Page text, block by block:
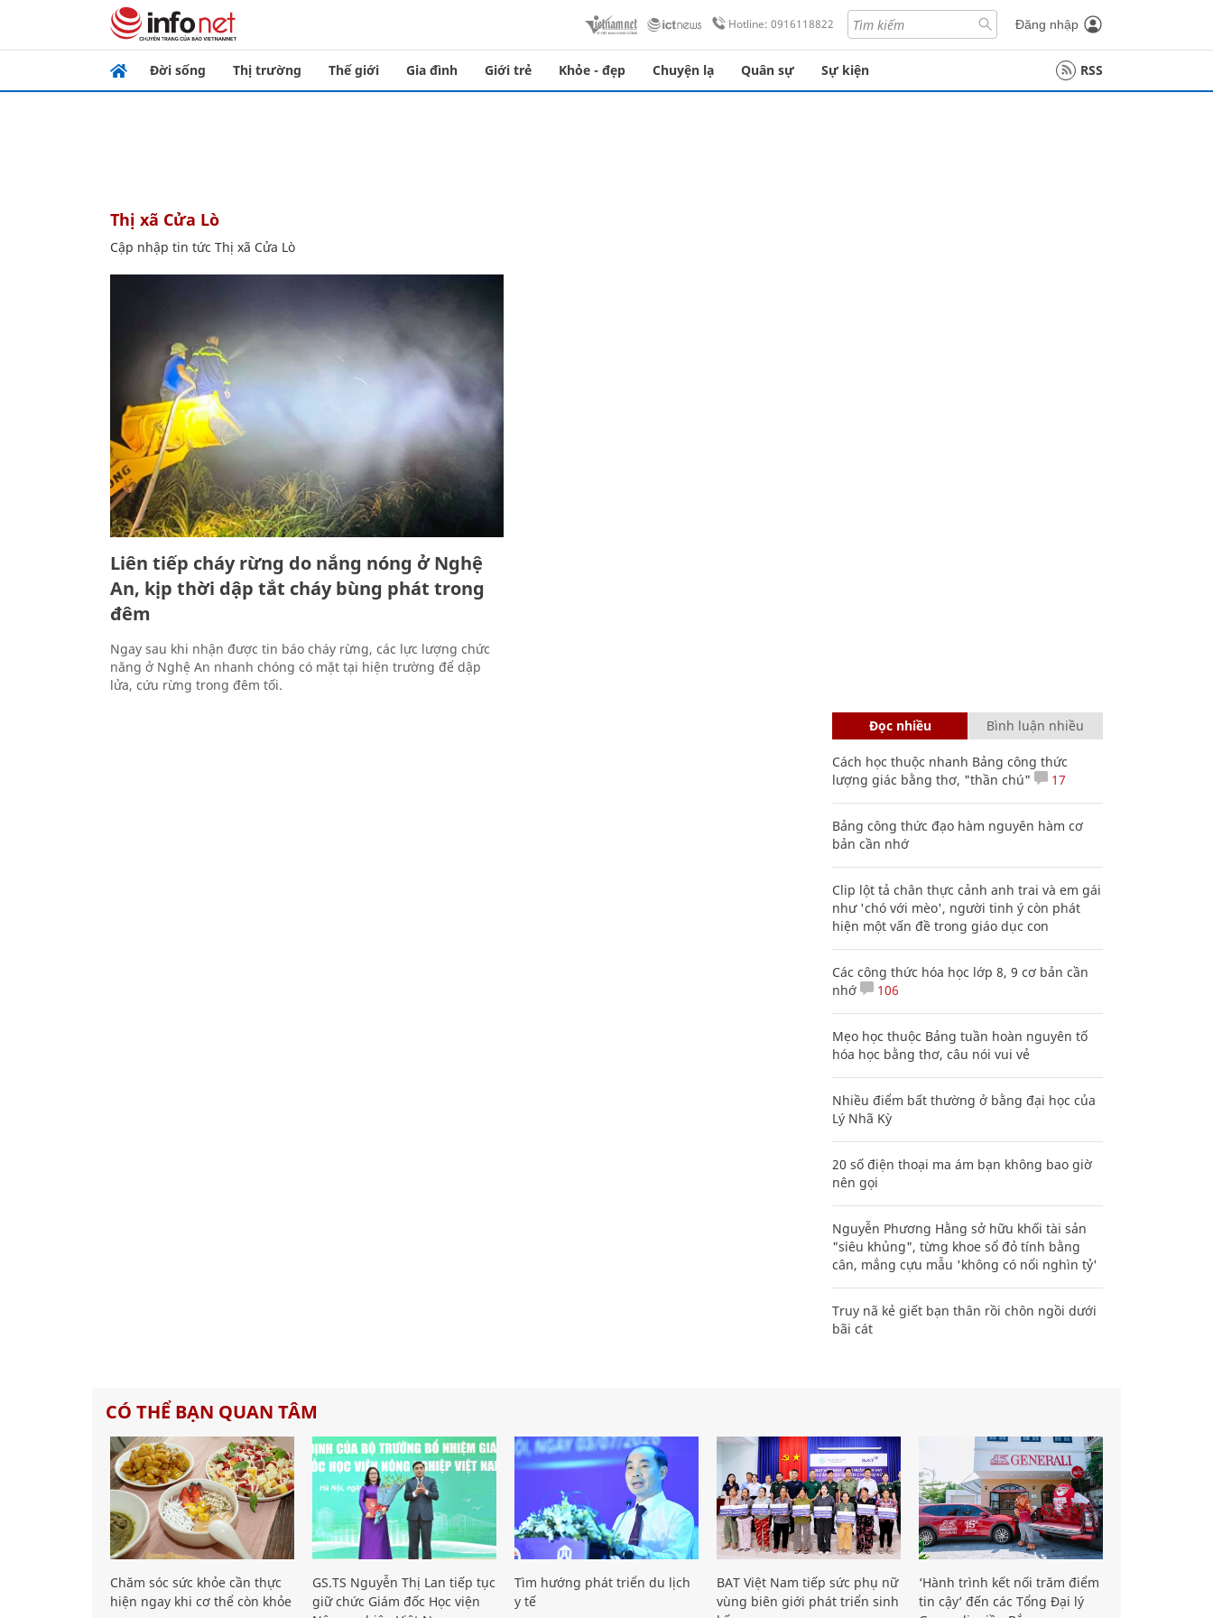
Hotline: 0916118822 Đăng nhập
Đời sống Thị trường Thế giới Gia đình Giới trẻ Khỏe - đẹp Chuyện lạ Quân sự Sự kiện RSS
Thị xã Cửa Lò
Cập nhập tin tức Thị xã Cửa Lò
Liên tiếp cháy rừng do nắng nóng ở Nghệ
An, kịp thời dập tắt cháy bùng phát trong
đêm
Ngay sau khi nhận được tin báo cháy rừng, các lực lượng chức
năng ở Nghệ An nhanh chóng có mặt tại hiện trường để dập
lửa, cứu rừng trong đêm tối.
Đọc nhiều Bình luận nhiều
Cách học thuộc nhanh Bảng công thức
lượng giác bằng thơ, "thần chú"
17
Bảng công thức đạo hàm nguyên hàm cơ
bản cần nhớ
Clip lột tả chân thực cảnh anh trai và em gái
như 'chó với mèo', người tinh ý còn phát
hiện một vấn đề trong giáo dục con
Các công thức hóa học lớp 8, 9 cơ bản cần
nhớ
106
Mẹo học thuộc Bảng tuần hoàn nguyên tố
hóa học bằng thơ, câu nói vui vẻ
Nhiều điểm bất thường ở bằng đại học của
Lý Nhã Kỳ
20 số điện thoại ma ám bạn không bao giờ
nên gọi
Nguyễn Phương Hằng sở hữu khối tài sản
"siêu khủng", từng khoe sổ đỏ tính bằng
cân, mắng cựu mẫu 'không có nổi nghìn tỷ'
Truy nã kẻ giết bạn thân rồi chôn ngồi dưới
bãi cát
CÓ THỂ BẠN QUAN TÂM
Chăm sóc sức khỏe cần thực
hiện ngay khi cơ thể còn khỏe
GS.TS Nguyễn Thị Lan tiếp tục
giữ chức Giám đốc Học viện
Tìm hướng phát triển du lịch
y tế
BAT Việt Nam tiếp sức phụ nữ
vùng biên giới phát triển sinh
‘Hành trình kết nối trăm điểm
tin cậy’ đến các Tổng Đại lý